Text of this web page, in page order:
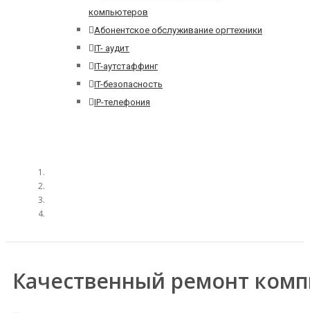
компьютеров
Абонентское обслуживание оргтехники
IT- аудит
IT-аутстаффинг
IT-безопасность
IP-телефония
Качественный ремонт